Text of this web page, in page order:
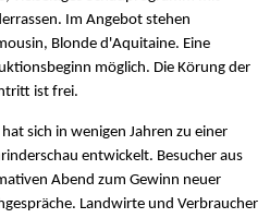
Im Angebot stehen
Blonde d'Aquitaine. Eine
möglich. Die Körung der
ist frei.
sich in wenigen Jahren zu einer
entwickelt. Besucher aus
Abend zum Gewinn neuer
Landwirte und Verbraucher